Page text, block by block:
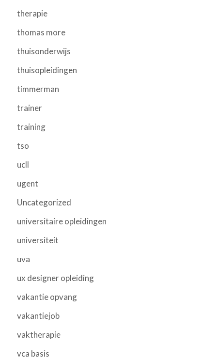
therapie
thomas more
thuisonderwijs
thuisopleidingen
timmerman
trainer
training
tso
ucll
ugent
Uncategorized
universitaire opleidingen
universiteit
uva
ux designer opleiding
vakantie opvang
vakantiejob
vaktherapie
vca basis